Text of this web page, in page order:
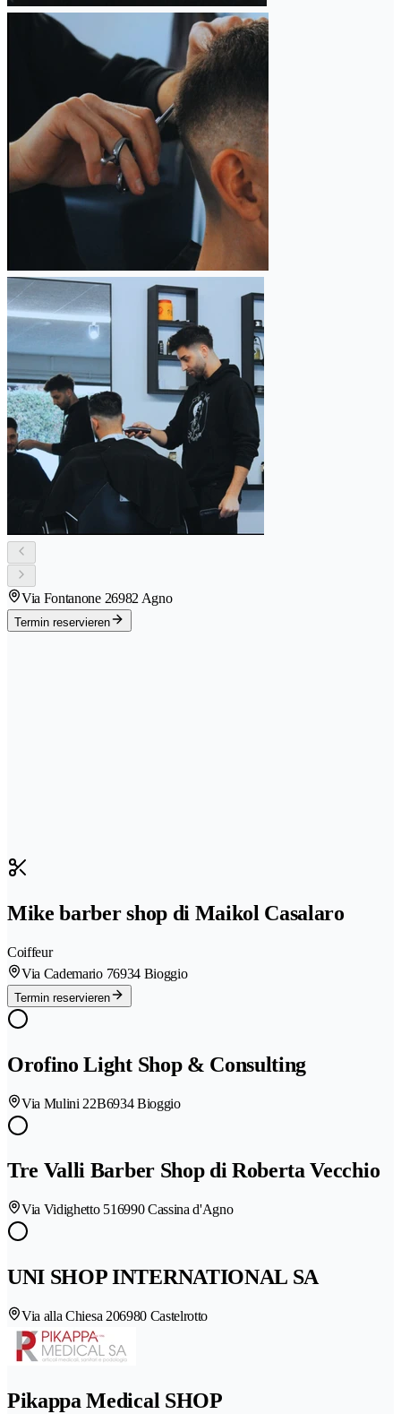
Via Fontanone 26982 Agno
Termin reservieren
Mike barber shop di Maikol Casalaro
Coiffeur
Via Cademario 76934 Bioggio
Termin reservieren
Orofino Light Shop & Consulting
Via Mulini 22B6934 Bioggio
Tre Valli Barber Shop di Roberta Vecchio
Via Vidighetto 516990 Cassina d'Agno
UNI SHOP INTERNATIONAL SA
Via alla Chiesa 206980 Castelrotto
Pikappa Medical SHOP